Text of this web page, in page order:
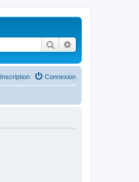
Rechercher
Connexion
Inscription